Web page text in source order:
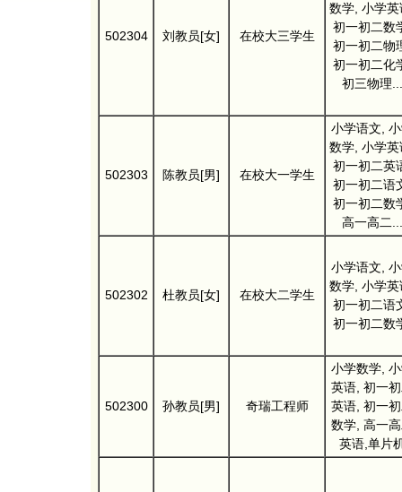
502304 刘教员[女] 在校大三学生
数学, 小学英
初一初二数
初一初二物
初一初二化
初三物理...
502303 陈教员[男] 在校大一学生
小学语文,
数学, 小学英
初一初二英
初一初二语
初一初二数
高一高二...
502302 杜教员[女] 在校大二学生
小学语文,
数学, 小学英
初一初二语
初一初二数
502300 孙教员[男] 奇瑞工程师
小学数学,
英语, 初一
英语, 初一
数学, 高一
英语,单片